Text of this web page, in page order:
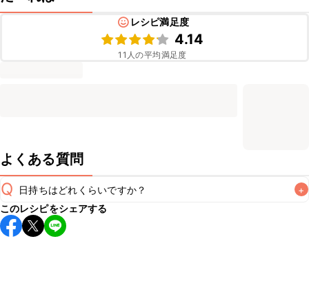
レシピ満足度
4.14
11 人の平均満足度
よくある質問
Q 日持ちはどれくらいですか？ +
保存期間は常温で翌日中が目安です。なるべくお早めにお召
し上がりください。
このレシピをシェアする